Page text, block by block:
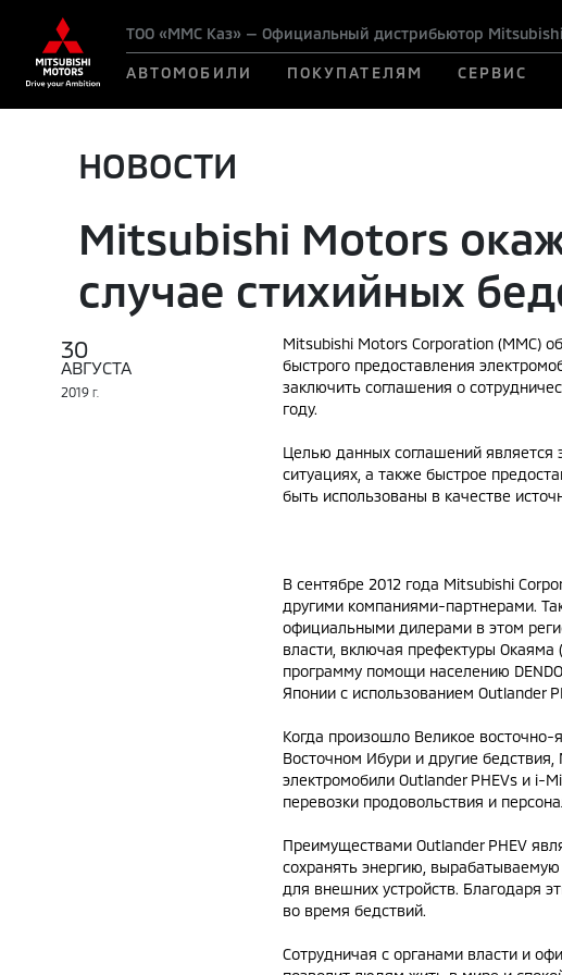
ТОО «ММС Каз» — Официальный дистрибьютор
АВТОМОБИЛИ ПОКУПАТЕЛЯМ СЕРВИС
НОВОСТИ
Mitsubishi Motors
случае стихийных
30
АВГУСТА
2019 Г.
Mitsubishi Motors Corporation (MMC)
быстрого предоставления
заключить соглашения о
году.
Целью данных соглашений является
ситуациях, а также быстрое
быть использованы в качестве
В сентябре 2012 года Mitsubishi
другими компаниями-партнерами.
официальными дилерами в этом
власти, включая префектуры Окаяма
программу помощи населению
Японии с использованием Outlander
Когда произошло Великое восточно-
Восточном Ибури и другие
электромобили Outlander PHEVs и i-
перевозки продовольствия и
Преимуществами Outlander PHEV
сохранять энергию,
для внешних устройств. Благодаря
во время бедствий.
Сотрудничая с органами власти и